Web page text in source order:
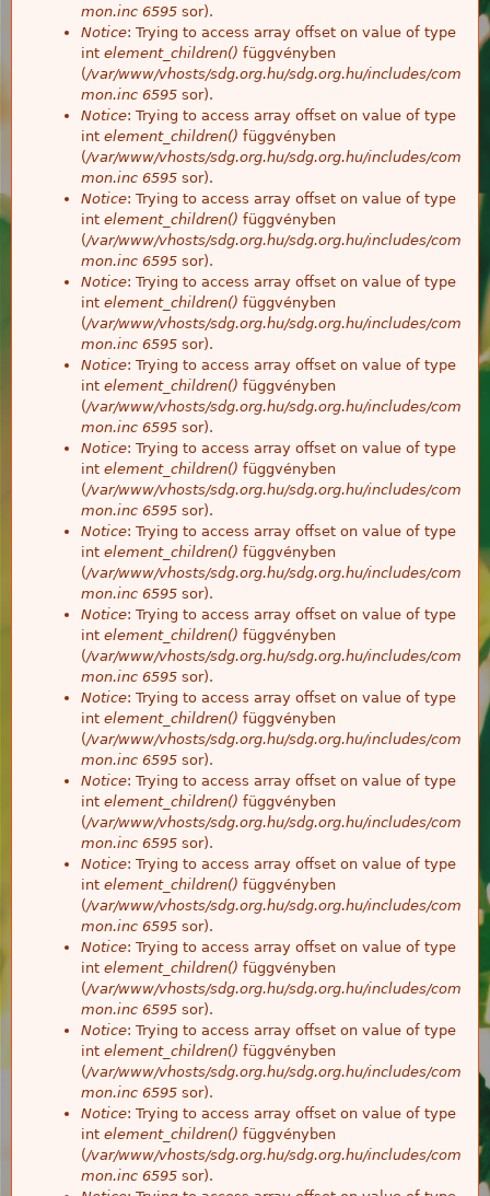
mon.inc 6595 sor).
Notice: Trying to access array offset on value of type
int element_children() függvényben
(/var/www/vhosts/sdg.org.hu/sdg.org.hu/includes/com
mon.inc 6595 sor).
Notice: Trying to access array offset on value of type
int element_children() függvényben
(/var/www/vhosts/sdg.org.hu/sdg.org.hu/includes/com
mon.inc 6595 sor).
Notice: Trying to access array offset on value of type
int element_children() függvényben
(/var/www/vhosts/sdg.org.hu/sdg.org.hu/includes/com
mon.inc 6595 sor).
Notice: Trying to access array offset on value of type
int element_children() függvényben
(/var/www/vhosts/sdg.org.hu/sdg.org.hu/includes/com
mon.inc 6595 sor).
Notice: Trying to access array offset on value of type
int element_children() függvényben
(/var/www/vhosts/sdg.org.hu/sdg.org.hu/includes/com
mon.inc 6595 sor).
Notice: Trying to access array offset on value of type
int element_children() függvényben
(/var/www/vhosts/sdg.org.hu/sdg.org.hu/includes/com
mon.inc 6595 sor).
Notice: Trying to access array offset on value of type
int element_children() függvényben
(/var/www/vhosts/sdg.org.hu/sdg.org.hu/includes/com
mon.inc 6595 sor).
Notice: Trying to access array offset on value of type
int element_children() függvényben
(/var/www/vhosts/sdg.org.hu/sdg.org.hu/includes/com
mon.inc 6595 sor).
Notice: Trying to access array offset on value of type
int element_children() függvényben
(/var/www/vhosts/sdg.org.hu/sdg.org.hu/includes/com
mon.inc 6595 sor).
Notice: Trying to access array offset on value of type
int element_children() függvényben
(/var/www/vhosts/sdg.org.hu/sdg.org.hu/includes/com
mon.inc 6595 sor).
Notice: Trying to access array offset on value of type
int element_children() függvényben
(/var/www/vhosts/sdg.org.hu/sdg.org.hu/includes/com
mon.inc 6595 sor).
Notice: Trying to access array offset on value of type
int element_children() függvényben
(/var/www/vhosts/sdg.org.hu/sdg.org.hu/includes/com
mon.inc 6595 sor).
Notice: Trying to access array offset on value of type
int element_children() függvényben
(/var/www/vhosts/sdg.org.hu/sdg.org.hu/includes/com
mon.inc 6595 sor).
Notice: Trying to access array offset on value of type
int element_children() függvényben
(/var/www/vhosts/sdg.org.hu/sdg.org.hu/includes/com
mon.inc 6595 sor).